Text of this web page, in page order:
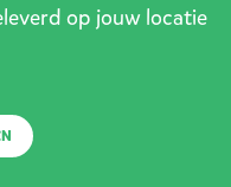
op jouw locatie